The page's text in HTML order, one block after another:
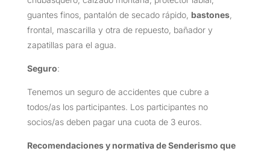
guantes finos, pantalón de secado rápido, bastones,
frontal, mascarilla y otra de repuesto, bañador y
zapatillas para el agua.
Seguro:
Tenemos un seguro de accidentes que cubre a
todos/as los participantes. Los participantes no
socios/as deben pagar una cuota de 3 euros.
Recomendaciones y normativa de Senderismo que